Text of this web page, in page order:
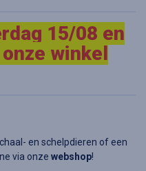
15/08 en
winkel
en schelpdieren of een
via onze webshop!